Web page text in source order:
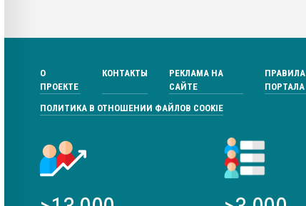
О
ПРОЕКТЕ
КОНТАКТЫ
РЕКЛАМА НА
САЙТЕ
ПРАВИЛА
ПОРТАЛА
ПОЛИТИКА В ОТНОШЕНИИ ФАЙЛОВ COOKIE